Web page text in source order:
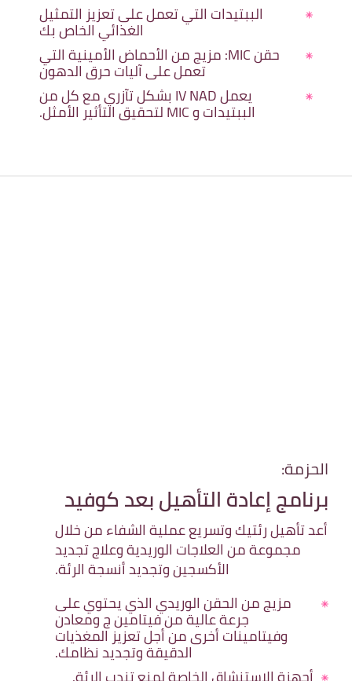
الببتيدات التي تعمل على تعزيز التمثيل
الغذائي الخاص بك
حقن MIC: مزيج من الأحماض الأمينية التي
تعمل على آليات حرق الدهون
يعمل IV NAD بشكل تآزري مع كل من
الببتيدات و MIC لتحقيق التأثير الأمثل.
الحزمة:
برنامج إعادة التأهيل بعد كوفيد
أعد تأهيل رئتيك وتسريع عملية الشفاء من خلال
مجموعة من العلاجات الوريدية وعلاج تجديد
الأكسجين وتجديد أنسجة الرئة.
مزيج من الحقن الوريدي الذي يحتوي على
جرعة عالية من فيتامين ج ومعادن
وفيتامينات أخرى من أجل تعزيز المغذيات
الدقيقة وتجديد نظامك.